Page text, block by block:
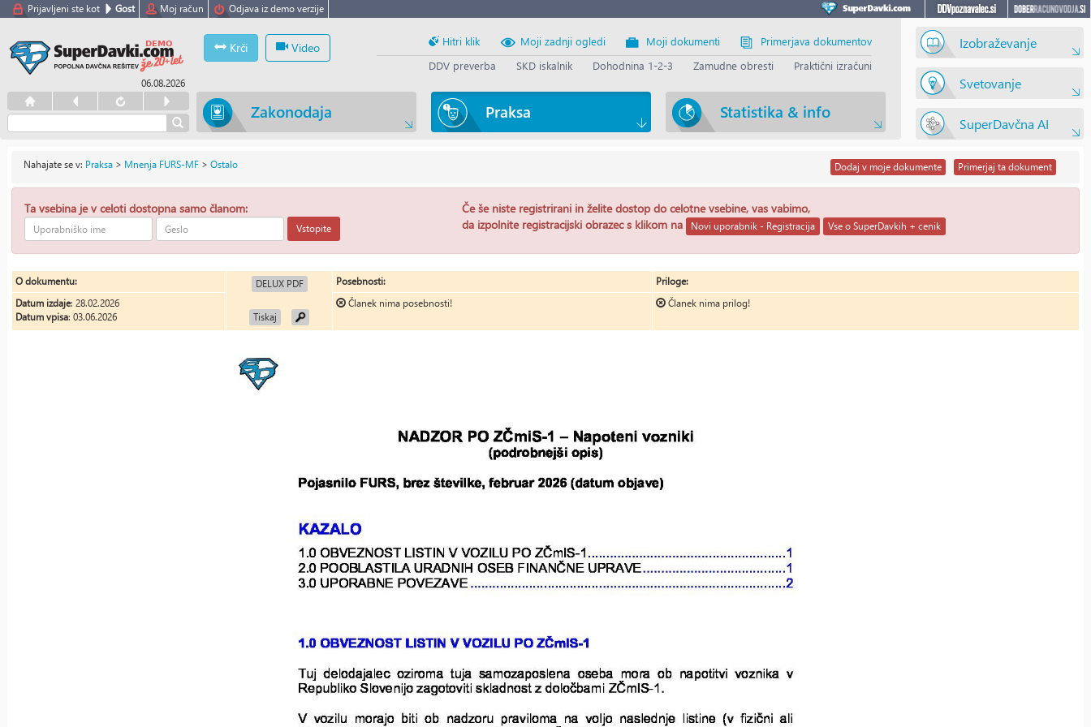
Prijavljeni ste kot Gost Moj račun Odjava iz demo verzije
06.08.2026
Krči Video Hitri klik Moji zadnji ogledi Moji dokumenti
Primerjava dokumentov
DDV preverba
SKD iskalnik Dohodnina 1-2-3 Zamudne obresti Praktični izračuni
Zakonodaja Praksa Statistika & info
Izobraževanje
Svetovanje
SuperDavčna AI
Nahajate se v: Praksa > Mnenja FURS-MF > Ostalo Primerjaj ta dokument
Dodaj v moje dokumente
Ta vsebina je v celoti dostopna samo članom:
Vstopite
Če še niste registrirani in želite dostop do celotne vsebine, vas vabimo,
da izpolnite registracijski obrazec s klikom na
Novi uporabnik - Registracija Vse o SuperDavkih + cenik
O dokumentu: DELUX PDF
Tiskaj
Posebnosti:
Priloge:
Datum izdaje: 28.02.2026
Datum vpisa: 03.06.2026
Članek nima posebnosti! Članek nima prilog!